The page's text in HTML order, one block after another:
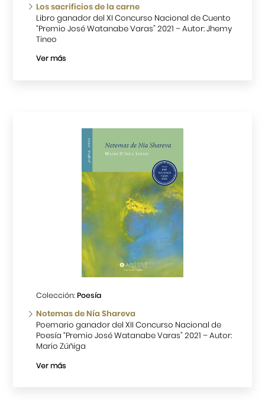
Los sacrificios de la carne
Libro ganador del XI Concurso Nacional de Cuento
“Premio José Watanabe Varas” 2021 – Autor: Jhemy
Tineo
Ver más
Colección:Poesía
Notemas de Nía Shareva
Poemario ganador del XII Concurso Nacional de
Poesía “Premio José Watanabe Varas” 2021 – Autor:
Mario Zúñiga
Ver más